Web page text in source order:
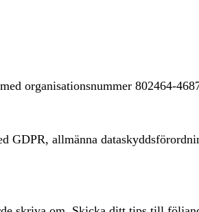
organisationsnummer 802464-
GDPR, allmänna